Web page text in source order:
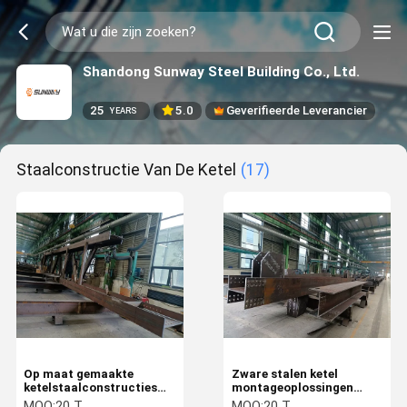
Shandong Sunway Steel Building Co., Ltd.
25 YEARS 5.0 Geverifieerde Leverancier
Staalconstructie Van De Ketel (17)
Op maat gemaakte
ketelstaalconstructies
Brandbestendige ASME
Zware stalen ketel
montageoplossingen
Veiligheid Duurzaamheid